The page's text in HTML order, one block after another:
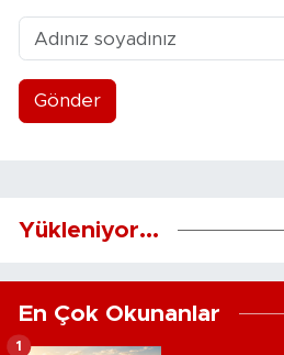
Gönder
Yükleniyor...
En Çok Okunanlar
1